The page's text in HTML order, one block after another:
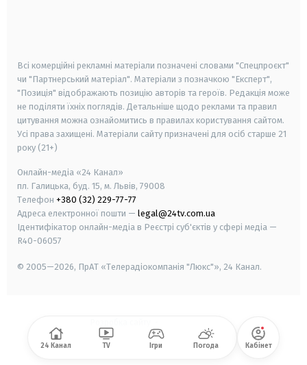
Всі комерційні рекламні матеріали позначені словами "Спецпроєкт"
чи "Партнерський матеріал". Матеріали з позначкою "Експерт",
"Позиція" відображають позицію авторів та героїв. Редакція може
не поділяти їхніх поглядів. Детальніше щодо реклами та правил
цитування можна ознайомитись в правилах користування сайтом.
Усі права захищені. Матеріали сайту призначені для осіб старше 21
року (21+)
Онлайн-медіа «24 Канал»
пл. Галицька, буд. 15, м. Львів, 79008
Телефон +380 (32) 229-77-77
Адреса електронної пошти — legal@24tv.com.ua
Ідентифікатор онлайн-медіа в Реєстрі суб'єктів у сфері медіа —
R40-06057
© 2005—2026, ПрАТ «Телерадіокомпанія "Люкс"», 24 Канал.
24 Канал TV Ігри Погода Кабінет